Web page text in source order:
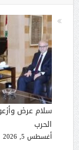
سلام عرض
الحرب
أغسطس 5, 2026